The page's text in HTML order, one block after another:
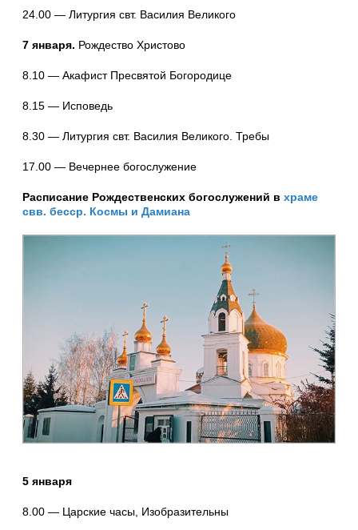
24.00 — Литургия свт. Василия Великого
7 января. Рождество Христово
8.10 — Акафист Пресвятой Богородице
8.15 — Исповедь
8.30 — Литургия свт. Василия Великого. Требы
17.00 — Вечернее богослужение
Расписание Рождественских богослужений в храме
свв. бесср. Космы и Дамиана
5 января
8.00 — Царские часы, Изобразительны